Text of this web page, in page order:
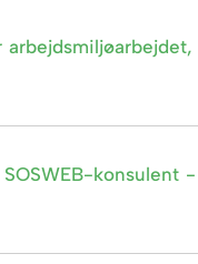
konsulent -